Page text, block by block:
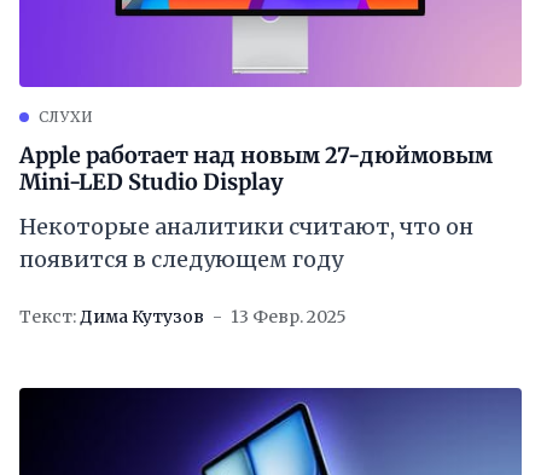
СЛУХИ
Apple работает над новым 27-дюймовым
Mini-LED Studio Display
Некоторые аналитики считают, что он
появится в следующем году
Текст:Дима Кутузов 13 Февр. 2025